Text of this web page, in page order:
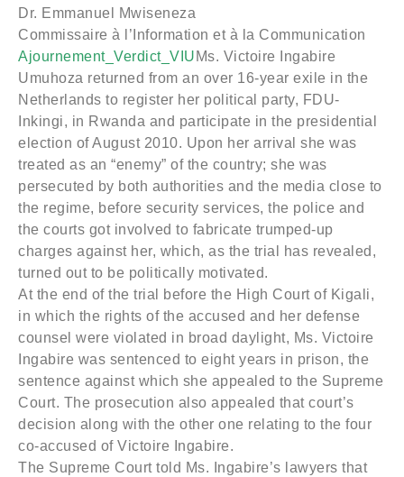
Dr. Emmanuel Mwiseneza
Commissaire à l’Information et à la Communication
Ajournement_Verdict_VIU Ms. Victoire Ingabire
Umuhoza returned from an over 16-year exile in the
Netherlands to register her political party, FDU-
Inkingi, in Rwanda and participate in the presidential
election of August 2010. Upon her arrival she was
treated as an “enemy” of the country; she was
persecuted by both authorities and the media close to
the regime, before security services, the police and
the courts got involved to fabricate trumped-up
charges against her, which, as the trial has revealed,
turned out to be politically motivated.
At the end of the trial before the High Court of Kigali,
in which the rights of the accused and her defense
counsel were violated in broad daylight, Ms. Victoire
Ingabire was sentenced to eight years in prison, the
sentence against which she appealed to the Supreme
Court. The prosecution also appealed that court’s
decision along with the other one relating to the four
co-accused of Victoire Ingabire.
The Supreme Court told Ms. Ingabire’s lawyers that